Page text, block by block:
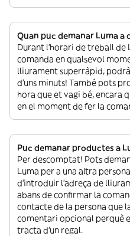
Quan puc demanar Luma a
Durant l’horari de treball de
comanda en qualsevol
lliurament superràpid,
d’uns minuts! També pots
hora que et vagi bé, encara
en el moment de fer la
Puc demanar productes a
Per descomptat! Pots
Luma per a una altra
d’introduir l’adreça de
abans de confirmar la
contacte de la persona que
comentari opcional perquè
tracta d’un regal.